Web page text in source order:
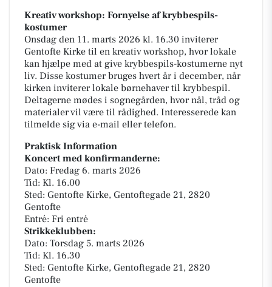
Kreativ workshop: Fornyelse af krybbespils-
kostumer
Onsdag den 11. marts 2026 kl. 16.30 inviterer
Gentofte Kirke til en kreativ workshop, hvor lokale
kan hjælpe med at give krybbespils-kostumerne nyt
liv. Disse kostumer bruges hvert år i december, når
kirken inviterer lokale børnehaver til krybbespil.
Deltagerne mødes i sognegården, hvor nål, tråd og
materialer vil være til rådighed. Interesserede kan
tilmelde sig via e-mail eller telefon.
Praktisk Information
Koncert med konfirmanderne:
Dato: Fredag 6. marts 2026
Tid: Kl. 16.00
Sted: Gentofte Kirke, Gentoftegade 21, 2820
Gentofte
Entré: Fri entré
Strikkeklubben:
Dato: Torsdag 5. marts 2026
Tid: Kl. 16.30
Sted: Gentofte Kirke, Gentoftegade 21, 2820
Gentofte